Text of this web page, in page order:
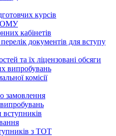
курсів
кабінетів
документів для вступу
та їх ліцензовані обсяги
випробувань
комісії
замовлення
вступників
з ТОТ